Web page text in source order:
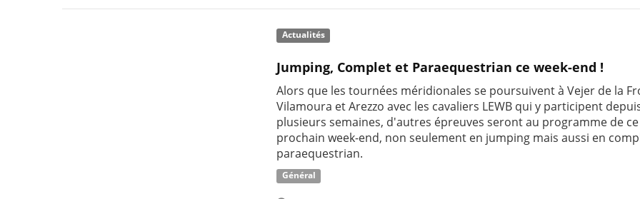
Actualités
Jumping, Complet et Paraequestrian ce week-end !
Alors que les tournées méridionales se poursuivent à Vejer de la
Vilamoura et Arezzo avec les cavaliers LEWB qui y participent
plusieurs semaines, d'autres épreuves seront au programme de ce
prochain week-end, non seulement en jumping mais aussi en
paraequestrian.
Général